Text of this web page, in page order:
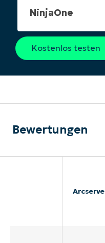
NinjaOne
Kostenlos testen
Bewertungen
Arcserve